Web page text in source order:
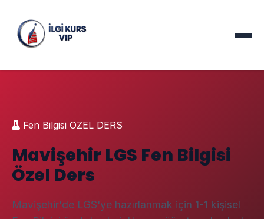
Fen Bilgisi ÖZEL DERS
Mavişehir LGS Fen Bilgisi
Özel Ders
Mavişehir'de LGS'ye hazırlanmak için 1-1 kişisel